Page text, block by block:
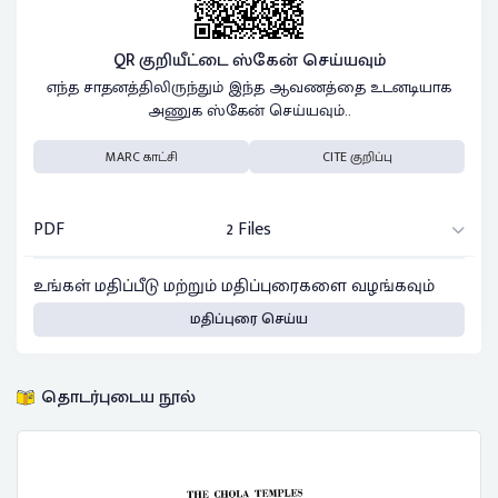
QR குறியீட்டை ஸ்கேன் செய்யவும்
எந்த சாதனத்திலிருந்தும் இந்த ஆவணத்தை உடனடியாக
அணுக ஸ்கேன் செய்யவும்..
MARC காட்சி CITE குறிப்பு
PDF
2 Files
உங்கள் மதிப்பீடு மற்றும் மதிப்புரைகளை வழங்கவும்
மதிப்புரை செய்ய
தொடர்புடைய நூல்